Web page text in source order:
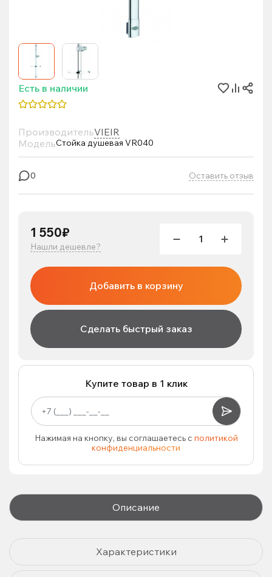
Есть в наличии
ПроизводительVIEIR
МодельСтойка душевая VR040
0 Оставить отзыв
1 550₽
Нашли дешевле?
Добавить в корзину
Сделать быстрый заказ
Купите товар в 1 клик
Нажимая на кнопку, вы соглашаетесь с политикой
конфиденциальности
Описание
Характеристики